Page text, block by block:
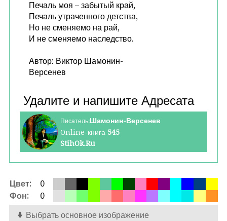
Печаль моя – забытый край,
Печаль утраченного детства,
Но не сменяемо на рай,
И не сменяемо наследство.
Автор: Виктор Шамонин-
Версенев
Писатель:Шамонин-Версенев
Online-книга 545
StihOk.Ru
Цвет:
0
Фон:
0
Выбрать основное изображение